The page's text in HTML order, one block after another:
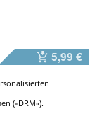
5,99 €
(»DRM«).